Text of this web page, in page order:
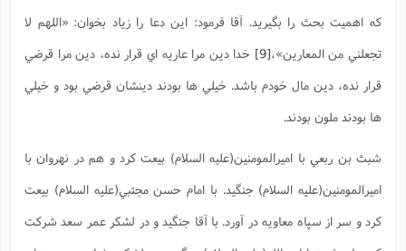
که اهميت بحث را بگيريد. آقا فرمود: اين دعا را زياد بخوان: «اللهم لا
تجعلني من المعارين»،[9]
خدا دين مرا عاريه اي قرار نده، دين مرا قرضي
قرار نده، دين مال خودم باشد. خيلي ها بودند دينشان قرضي بود و خيلي
ها بودند ملون بودند.
شبث بن ربعي با اميرالمومنين(علیه السلام) بيعت کرد و هم در نهروان با
اميرالمومنين(علیه السلام) جنگيد. با امام حسن مجتبي(علیه السلام) بيعت
کرد و سر از سپاه معاويه در آورد. با آقا جنگيد و در لشکر عمر سعد شرکت